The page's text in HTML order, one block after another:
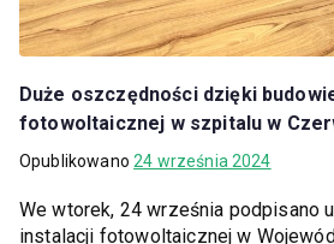
Duże oszczędności dzięki
fotowoltaicznej w szpitalu w
Opublikowano24 września 2024
We wtorek, 24 września podpisano
instalacji fotowoltaicznej w